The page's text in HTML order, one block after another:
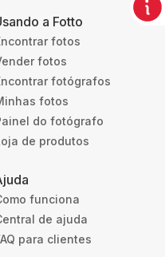
a Fotto
fotos
fotos
fotógrafos
fotos
do fotógrafo
de produtos
funciona
de ajuda
para clientes